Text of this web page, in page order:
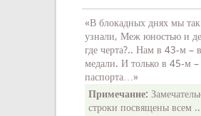
«В блокадных днях мы
узнали, Меж юностью и
где черта?.. Нам в 43-м –
медали. И только в 45-м –
паспорта…»
Примечание:
строки посвящены всем